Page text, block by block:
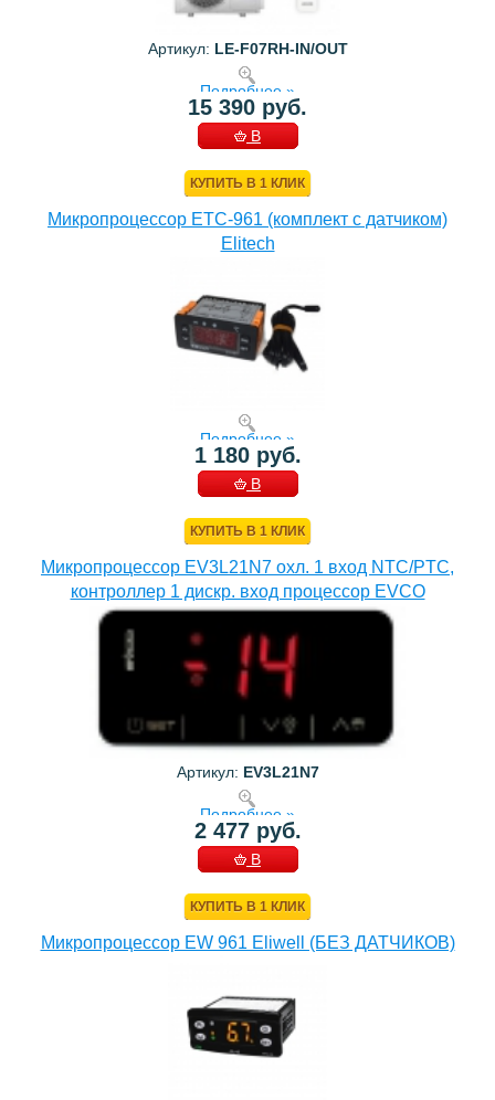
Артикул: LE-F07RH-IN/OUT
Подробнее »
15 390 руб.
В
КУПИТЬ В 1 КЛИК
Микропроцессор ETC-961 (комплект c датчиком)
Elitech
Подробнее »
1 180 руб.
В
КУПИТЬ В 1 КЛИК
Микропроцессор EV3L21N7 охл. 1 вход NTC/PTC,
контроллер 1 дискр. вход процессор EVCO
Артикул: EV3L21N7
Подробнее »
2 477 руб.
В
КУПИТЬ В 1 КЛИК
Микропроцессор EW 961 Eliwell (БЕЗ ДАТЧИКОВ)